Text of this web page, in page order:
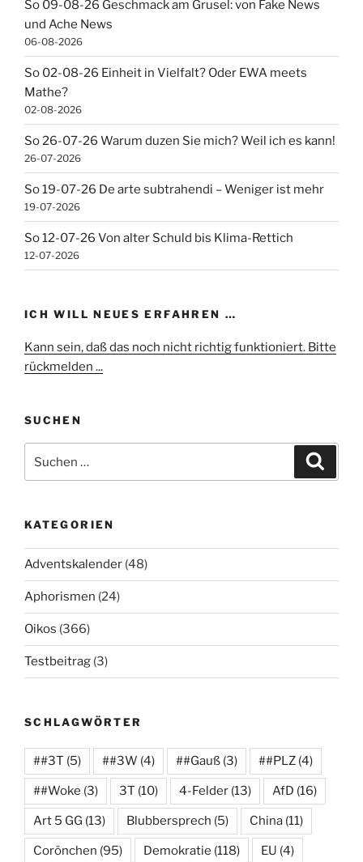
So 09-08-26 Geschmack am Grusel: von Fake News
und Ache News
06-08-2026
So 02-08-26 Einheit in Vielfalt? Oder EWA meets
Mathe?
02-08-2026
So 26-07-26 Warum duzen Sie mich? Weil ich es kann!
26-07-2026
So 19-07-26 De arte subtrahendi – Weniger ist mehr
19-07-2026
So 12-07-26 Von alter Schuld bis Klima-Rettich
12-07-2026
ICH WILL NEUES ERFAHREN …
Kann sein, daß das noch nicht richtig funktioniert. Bitte
rückmelden ...
SUCHEN
nach:
KATEGORIEN
Adventskalender (48)
Aphorismen (24)
Oikos (366)
Testbeitrag (3)
SCHLAGWÖRTER
##3T (5) ##3W (4) ##Gauß (3) ##PLZ (4)
##Woke (3) 3T (10) 4-Felder (13) AfD (16)
Art 5 GG (13) Blubbersprech (5) China (11)
Corönchen (95) Demokratie (118) EU (4)